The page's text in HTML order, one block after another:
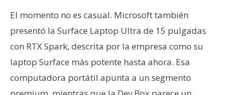
El momento no es casual. Microsoft también
presentó la Surface Laptop Ultra de 15 pulgadas
con RTX Spark, descrita por la empresa como su
laptop Surface más potente hasta ahora. Esa
computadora portátil apunta a un segmento